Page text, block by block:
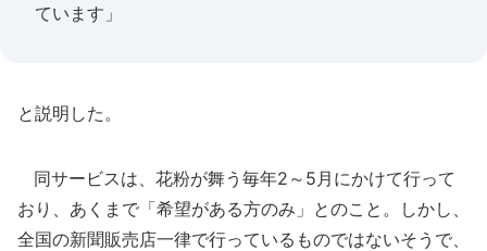
ています」
と説明した。
同サービスは、花粉が舞う毎年2～5月にかけて行って
おり、あくまで「希望がある方のみ」とのこと。しかし、
全国の新聞販売店一律で行っているものではないそうで、